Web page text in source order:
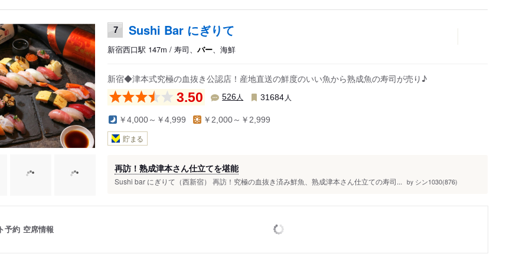
7 Sushi Bar にぎりて
新宿西口駅 147m / 寿司、 バー 、海鮮
新宿◆津本式究極の血抜き公認店！産地直送の鮮度のいい魚から熟成魚の寿司が売り♪
3.50 526人 31684 人
￥4,000～￥4,999 ￥2,000～￥2,999
貯まる
再訪！熟成津本さん仕立てを堪能
Sushi bar にぎりて（西新宿） 再訪！究極の血抜き済み鮮魚、熟成津本さん仕立ての寿司... by シン1030(876)
予約 空席情報